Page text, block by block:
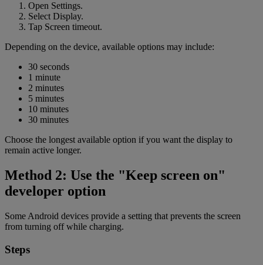
Open Settings.
Select Display.
Tap Screen timeout.
Depending on the device, available options may include:
30 seconds
1 minute
2 minutes
5 minutes
10 minutes
30 minutes
Choose the longest available option if you want the display to
remain active longer.
Method 2: Use the "Keep screen on"
developer option
Some Android devices provide a setting that prevents the screen
from turning off while charging.
Steps